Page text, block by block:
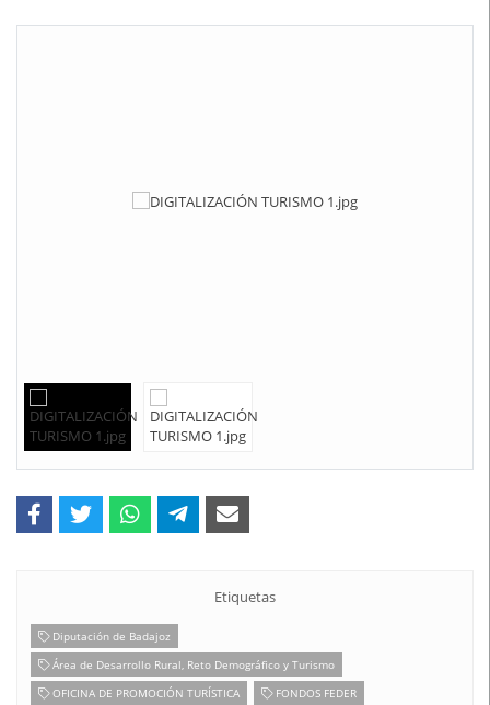
Etiquetas
Diputación de Badajoz
Área de Desarrollo Rural, Reto Demográfico y Turismo
OFICINA DE PROMOCIÓN TURÍSTICA
FONDOS FEDER